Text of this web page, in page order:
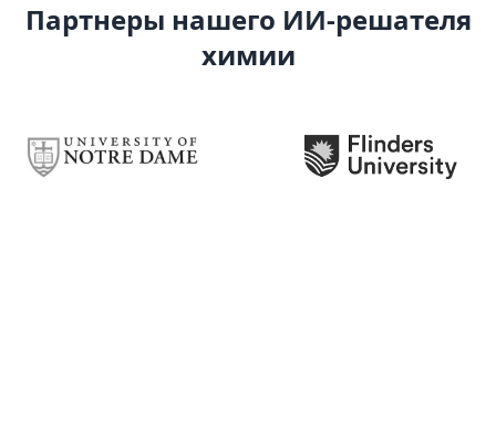
Партнеры нашего ИИ-решателя
химии